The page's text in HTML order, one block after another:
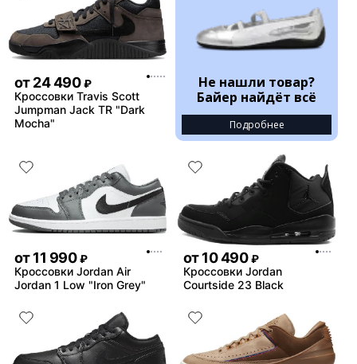
от24 490 ₽
Кроссовки Travis Scott
Jumpman Jack TR "Dark
Mocha"
Не нашли товар?
Байер найдёт всё
Подробнее
от11 990 ₽
Кроссовки Jordan Air
Jordan 1 Low "Iron Grey"
от10 490 ₽
Кроссовки Jordan
Courtside 23 Black